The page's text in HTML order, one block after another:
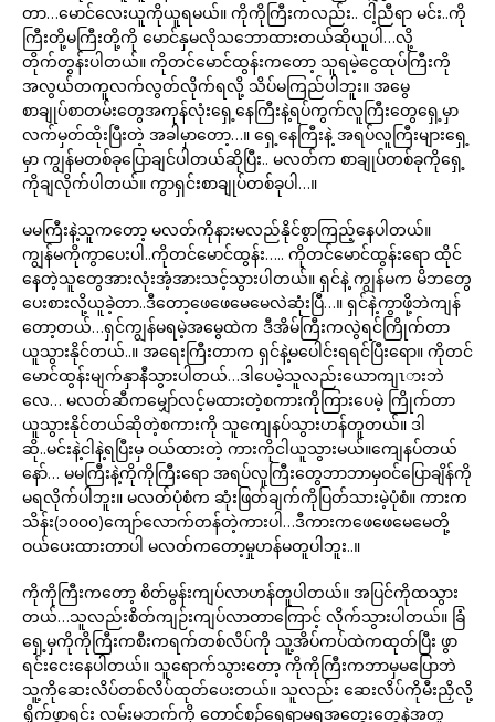
တာ…မောင်လေးယူကိုယူရမယ်။ ကိုကိုကြီးကလည်း.. ငါ့ညီရာ မင်း..ကို
ကြီးတို့မကြီးတို့ကို မောင်နှမလိုသဘောထားတယ်ဆိုယူပါ…လို့
တိုက်တွန်းပါတယ်။ ကိုတင်မောင်ထွန်းကတော့ သူရမဲ့ငွေထုပ်ကြီးကို
အလွယ်တကူလက်လွတ်လိုက်ရလို့ သိပ်မကြည်ပါဘူး။ အမွေ
စာချုပ်စာတမ်းတွေအကုန်လုံးရှေ့နေကြီးနဲ့ရပ်ကွက်လူကြီးတွေရှေ့မှာ
လက်မှတ်ထိုးပြီးတဲ့ အခါမှာတော့…။ ရှေ့နေကြီးနဲ့ အရပ်လူကြီးများရှေ့
မှာ ကျွန်မတစ်ခုပြောချင်ပါတယ်ဆိုပြီး.. မလတ်က စာချုပ်တစ်ခုကိုရှေ့
ကိုချလိုက်ပါတယ်။ ကွာရှင်းစာချုပ်တစ်ခုပါ…။
မမကြီးနဲ့သူကတော့ မလတ်ကိုနားမလည်နိုင်စွာကြည့်နေပါတယ်။
ကျွန်မကိုကွာပေးပါ..ကိုတင်မောင်ထွန်း….. ကိုတင်မောင်ထွန်းရော ထိုင်
နေတဲ့သူတွေအားလုံးအံ့အားသင့်သွားပါတယ်။ ရှင်နဲ့ ကျွန်မက မိဘတွေ
ပေးစားလို့ယူခဲ့တာ..ဒီတော့ဖေဖေမေမေလဲဆုံးပြီ…။ ရှင်နဲ့ကွာဖို့ဘဲကျန်
တော့တယ်…ရှင်ကျွန်မရမဲ့အမွေထဲက ဒီအိမ်ကြီးကလွဲရင်ကြိုက်တာ
ယူသွားနိုင်တယ်..။ အရေးကြီးတာက ရှင်နဲ့မပေါင်းရရင်ပြီးရော။ ကိုတင်
မောင်ထွန်းမျက်နှာနီသွားပါတယ်…ဒါပေမဲ့သူလည်းယောကျၤားဘဲ
လေ… မလတ်ဆီကမျှော်လင့်မထားတဲ့စကားကိုကြားပေမဲ့ ကြိုက်တာ
ယူသွားနိုင်တယ်ဆိုတဲ့စကားကို သူကျေနပ်သွားဟန်တူတယ်။ ဒါ
ဆို..မင်းနဲ့ငါနဲ့ရပြီးမှ ဝယ်ထားတဲ့ ကားကိုငါယူသွားမယ်။ကျေနပ်တယ်
နော်… မမကြီးနဲ့ကိုကိုကြီးရော အရပ်လူကြီးတွေဘာဘာမှဝင်ပြောချိန်ကို
မရလိုက်ပါဘူး။ မလတ်ပုံစံက ဆုံးဖြတ်ချက်ကိုပြတ်သားမဲ့ပုံစံ။ ကားက
သိန်း(၁၀၀၀)ကျော်လောက်တန်တဲ့ကားပါ…ဒီကားကဖေဖေမေမေတို့
ဝယ်ပေးထားတာပါ မလတ်ကတော့မှုဟန်မတူပါဘူး..။
ကိုကိုကြီးကတော့ စိတ်မွန်းကျပ်လာဟန်တူပါတယ်။ အပြင်ကိုထသွား
တယ်…သူလည်းစိတ်ကျဉ်းကျပ်လာတာကြောင့် လိုက်သွားပါတယ်။ ခြံ
ရှေ့မှကိုကိုကြီးကစီးကရက်တစ်လိပ်ကို သူ့အိပ်ကပ်ထဲကထုတ်ပြီး ဖွာ
ရင်းငေးနေပါတယ်။ သူရောက်သွားတော့ ကိုကိုကြီးကဘာမှမပြောဘဲ
သူ့ကိုဆေးလိပ်တစ်လိပ်ထုတ်ပေးတယ်။ သူလည်း ဆေးလိပ်ကိုမီးညှိလို့
ရှိုက်ဖွာရင်း လမ်းမဘက်ကို တောင်စဉ်ရေရာမရအတွေးတွေနဲ့အတူ